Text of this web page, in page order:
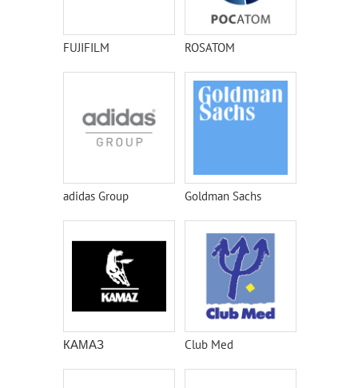
FUJIFILM ROSATOM
adidas Group Goldman Sachs
КАМАЗ Club Med